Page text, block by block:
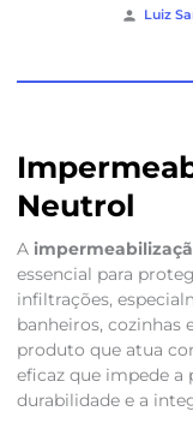
Luiz
Neutrol
A
essencial para
infiltrações,
banheiros, cozinhas
produto que atua
eficaz que impede a
durabilidade e a